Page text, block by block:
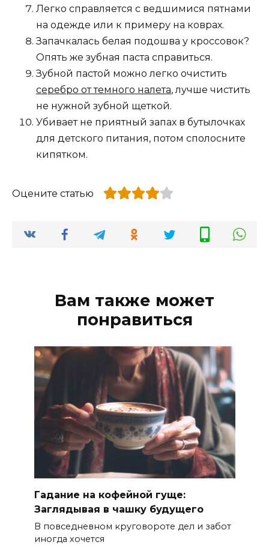
Легко справляется с ведшимися пятнами
на одежде или к примеру на коврах.
Запачкалась белая подошва у кроссовок?
Опять же зубная паста справиться.
Зубной пастой можно легко очистить
серебро от темного налета, лучше чистить
не нужной зубной щеткой.
Убивает не приятный запах в бутылочках
для детского питания, потом сполосните
кипятком.
Оцените статью
Вам также может
понравиться
Гадание на кофейной гуще:
Заглядывая в чашку будущего
В повседневном круговороте дел и забот
иногда хочется